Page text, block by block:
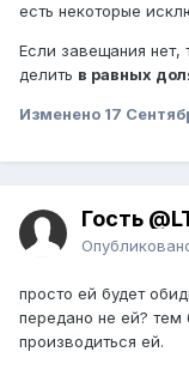
есть некоторые
Если завещания
делить в равных
Изменено 17
Гость
просто ей будет
передано не ей?
производиться ей.